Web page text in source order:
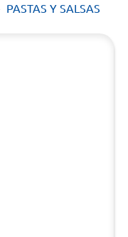
PASTAS Y SALSAS